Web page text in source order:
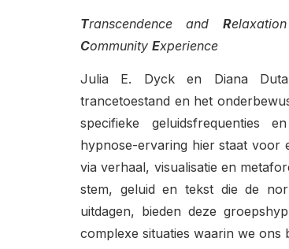
Transcendence and R
Community Experience
Julia E. Dyck en Diana
trancetoestand en het
specifieke geluidsfrequenties
hypnose-ervaring hier staat voor
via verhaal, visualisatie en
stem, geluid en tekst die de
uitdagen, bieden deze
complexe situaties waarin we ons